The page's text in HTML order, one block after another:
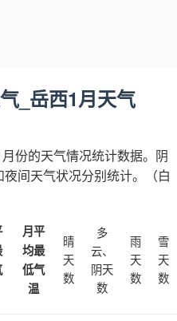
_岳西1月天气
份的天气情况统计数据。阴
间天气状况分别统计。（白
月平
均最
低气
温
晴
天
数
多
云、
阴天
数
雨
天
数
雪
天
数